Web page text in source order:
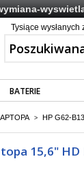
Tysiące wysłanych
BATERIE
> HP G62-
15,6" HD